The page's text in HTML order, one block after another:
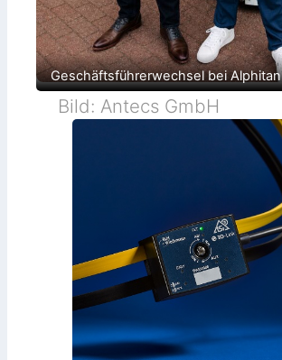
Geschäftsführerwechsel bei Alphitan
Bild: Antecs GmbH